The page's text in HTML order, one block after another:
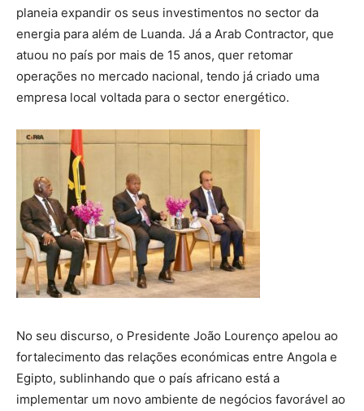
planeia expandir os seus investimentos no sector da
energia para além de Luanda. Já a Arab Contractor, que
atuou no país por mais de 15 anos, quer retomar
operações no mercado nacional, tendo já criado uma
empresa local voltada para o sector energético.
No seu discurso, o Presidente João Lourenço apelou ao
fortalecimento das relações económicas entre Angola e
Egipto, sublinhando que o país africano está a
implementar um novo ambiente de negócios favorável ao